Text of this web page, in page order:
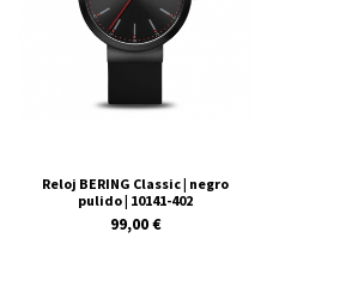
Reloj BERING Classic | negro
pulido | 10141-402
99,00 €